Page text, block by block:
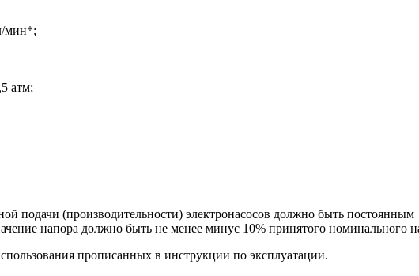
мин*;
атм;
подачи (производительности) электронасосов должно быть постоянным
напора должно быть не менее минус 10% принятого номинального
прописанных в инструкции по эксплуатации.